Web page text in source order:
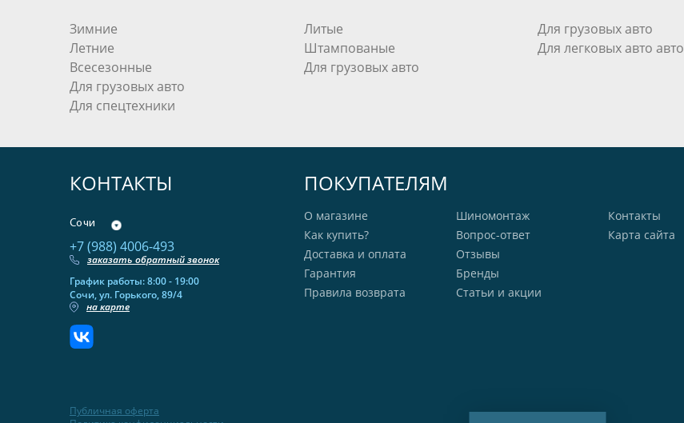
Зимние
Летние
Всесезонные
Для грузовых авто
Для спецтехники
Литые
Штампованые
Для грузовых авто
Для грузовых авто
Для легковых авто авто
КОНТАКТЫ
Сочи
+7 (988) 4006-493
заказать обратный звонок
График работы: 8:00 - 19:00
Сочи, ул. Горького, 89/4
на карте
ПОКУПАТЕЛЯМ
О магазине
Как купить?
Доставка и оплата
Гарантия
Правила возврата
Шиномонтаж
Вопрос-ответ
Отзывы
Бренды
Статьи и акции
Контакты
Карта сайта
Публичная оферта